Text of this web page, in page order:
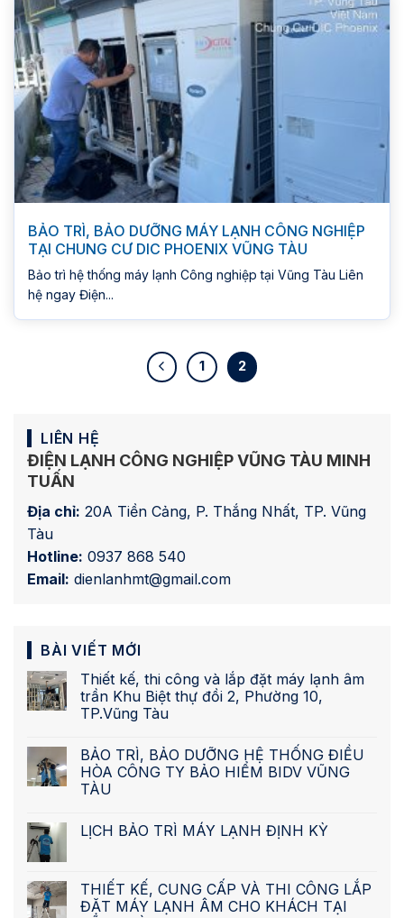
LIÊN HỆ
ĐIỆN LẠNH CÔNG NGHIỆP VŨNG TÀU MINH
TUẤN
Địa chỉ: 20A Tiền Cảng, P. Thắng Nhất, TP. Vũng
Tàu
Hotline: 0937 868 540
Email: dienlanhmt@gmail.com
BÀI VIẾT MỚI
Thiết kế, thi công và lắp đặt máy lạnh âm
trần Khu Biệt thự đồi 2, Phường 10,
TP.Vũng Tàu
BẢO TRÌ, BẢO DƯỠNG HỆ THỐNG ĐIỀU
HÒA CÔNG TY BẢO HIỂM BIDV VŨNG
TÀU
LỊCH BẢO TRÌ MÁY LẠNH ĐỊNH KỲ
THIẾT KẾ, CUNG CẤP VÀ THI CÔNG LẮP
ĐẶT MÁY LẠNH ÂM CHO KHÁCH TẠI
BẢO TRÌ, BẢO DƯỠNG MÁY LẠNH CÔNG NGHIỆP
TẠI CHUNG CƯ DIC PHOENIX VŨNG TÀU
Bảo trì hệ thống máy lạnh Công nghiệp tại Vũng Tàu Liên
hệ ngay Điện...
1 2